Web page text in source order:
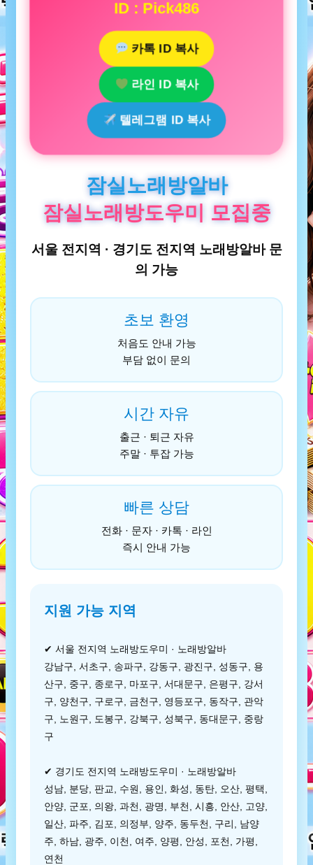
ID : Pick486
카톡 ID 복사
라인 ID 복사
텔레그램 ID 복사
잠실노래방알바
잠실노래방도우미 모집중
서울 전지역 · 경기도 전지역 노래방알바 문
의 가능
초보 환영
처음도 안내 가능
부담 없이 문의
시간 자유
출근 · 퇴근 자유
주말 · 투잡 가능
빠른 상담
전화 · 문자 · 카톡 · 라인
즉시 안내 가능
지원 가능 지역
✔ 서울 전지역 노래방도우미 · 노래방알바
강남구, 서초구, 송파구, 강동구, 광진구, 성동구, 용
산구, 중구, 종로구, 마포구, 서대문구, 은평구, 강서
구, 양천구, 구로구, 금천구, 영등포구, 동작구, 관악
구, 노원구, 도봉구, 강북구, 성북구, 동대문구, 중랑
구
✔ 경기도 전지역 노래방도우미 · 노래방알바
성남, 분당, 판교, 수원, 용인, 화성, 동탄, 오산, 평택,
안양, 군포, 의왕, 과천, 광명, 부천, 시흥, 안산, 고양,
일산, 파주, 김포, 의정부, 양주, 동두천, 구리, 남양
주, 하남, 광주, 이천, 여주, 양평, 안성, 포천, 가평,
연천